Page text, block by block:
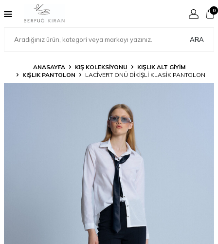
ARA
0
ANASAYFA KIŞ KOLEKSİYONU
KIŞLIK ALT GİYİM
KIŞLIK PANTOLON
LACİVERT ÖNÜ DİKİŞLİ KLASİK PANTOLON